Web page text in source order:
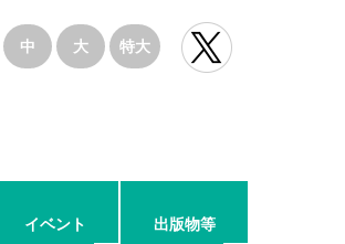
中 大 特大
イベント 出版物等